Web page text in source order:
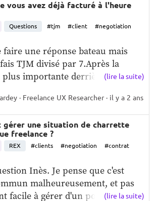
vous avez déjà facturé à l'heure
Questions #tjm #client #negotiation
faire une réponse bateau mais
TJM divisé par 7.Après la
importante derrière c'...(lire la suite)
· Freelance UX Researcher · il y a 2 ans
gérer une situation de charrette
freelance ?
REX #clients #negotiation #contrat
Inès. Je pense que c'est
malheureusement, et pas
facile à gérer d'un point de v...
(lire la suite)